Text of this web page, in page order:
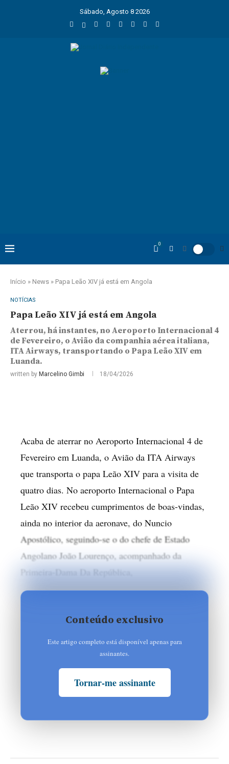
Sábado, Agosto 8 2026
0
Início » News » Papa Leão XIV já está em Angola
NOTÍCIAS
Papa Leão XIV já está em Angola
Aterrou, há instantes, no Aeroporto Internacional 4
de Fevereiro, o Avião da companhia aérea italiana,
ITA Airways, transportando o Papa Leão XIV em
Luanda.
written by Marcelino Gimbi 18/04/2026
Acaba de aterrar no Aeroporto Internacional 4 de
Fevereiro em Luanda, o Avião da ITA Airways
que transporta o papa Leão XIV para a visita de
quatro dias. No aeroporto Internacional o Papa
Leão XIV recebeu cumprimentos de boas-vindas,
ainda no interior da aeronave, do Nuncio
Apostólico, seguindo-se o do chefe de Estado
Angolano João Lourenço, acompanhado da
Primeira-Dama Da República,
Conteúdo exclusivo
Este artigo completo está disponível apenas para
assinantes.
Tornar-me assinante